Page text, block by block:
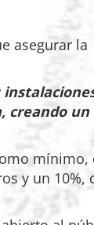
asegurar la
creando un
mínimo,
y un 10%,